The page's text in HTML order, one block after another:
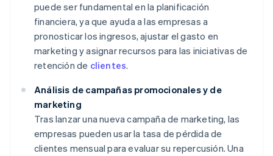
puede ser fundamental en la planificación
financiera, ya que ayuda a las empresas a
pronosticar los ingresos, ajustar el gasto en
marketing y asignar recursos para las iniciativas de
retención de clientes.
Análisis de campañas promocionales y de
marketing
Tras lanzar una nueva campaña de marketing, las
empresas pueden usar la tasa de pérdida de
clientes mensual para evaluar su repercusión. Una